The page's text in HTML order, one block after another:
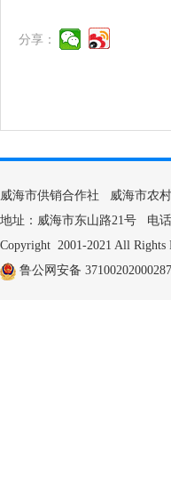
分享：
威海市供销合作社 威海市农
地址：威海市东山路21号 电话
Copyright 2001-2021 All Rights
鲁公网安备